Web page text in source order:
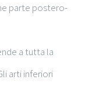
parte postero-
a tutta la
arti inferiori